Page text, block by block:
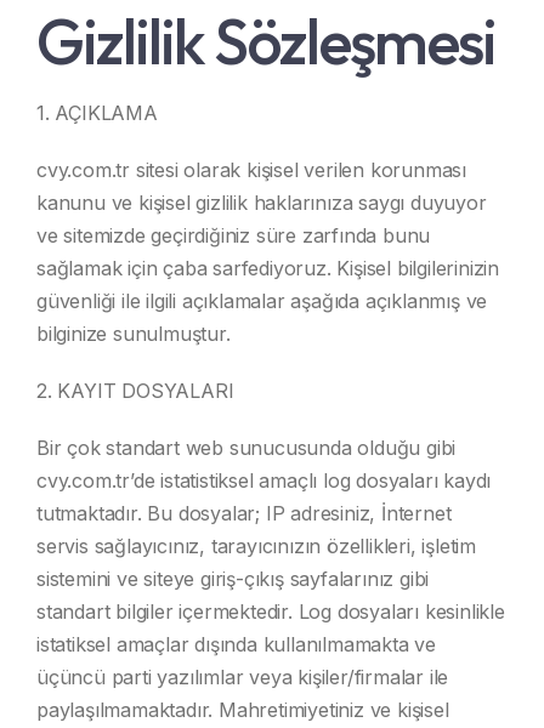
Ford Yedek Parça
Hummer Yedek Parça
Chrysler Yedek Parça
Blog
İletişim
Gizlilik Sözleşmesi
1. AÇIKLAMA
cvy.com.tr sitesi olarak kişisel verilen korunması
kanunu ve kişisel gizlilik haklarınıza saygı duyuyor
ve sitemizde geçirdiğiniz süre zarfında bunu
sağlamak için çaba sarfediyoruz. Kişisel bilgilerinizin
güvenliği ile ilgili açıklamalar aşağıda açıklanmış ve
bilginize sunulmuştur.
2. KAYIT DOSYALARI
Bir çok standart web sunucusunda olduğu gibi
cvy.com.tr’de istatistiksel amaçlı log dosyaları kaydı
tutmaktadır. Bu dosyalar; IP adresiniz, İnternet
servis sağlayıcınız, tarayıcınızın özellikleri, işletim
sistemini ve siteye giriş-çıkış sayfalarınız gibi
standart bilgiler içermektedir. Log dosyaları kesinlikle
istatiksel amaçlar dışında kullanılmamakta ve
üçüncü parti yazılımlar veya kişiler/firmalar ile
paylaşılmamaktadır. Mahretimiyetiniz ve kişisel